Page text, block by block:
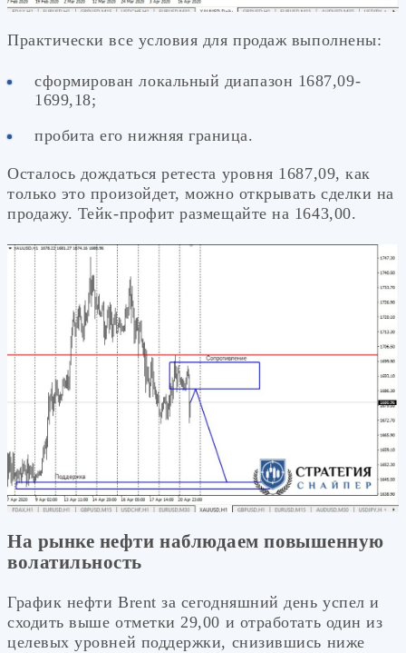
Практически все условия для продаж выполнены:
сформирован локальный диапазон 1687,09-
1699,18;
пробита его нижняя граница.
Осталось дождаться ретеста уровня 1687,09, как
только это произойдет, можно открывать сделки на
продажу. Тейк-профит размещайте на 1643,00.
На рынке нефти наблюдаем повышенную
волатильность
График нефти Brent за сегодняшний день успел и
сходить выше отметки 29,00 и отработать один из
целевых уровней поддержки, снизившись ниже